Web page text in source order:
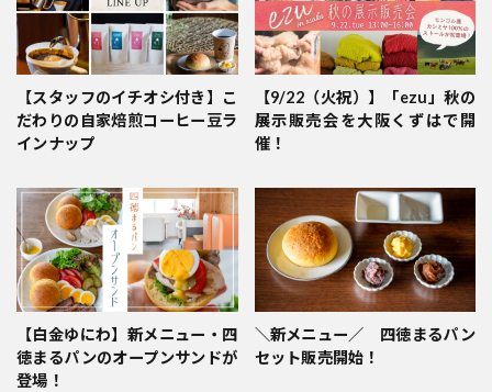
【スタッフのイチオシ付き】こ
だわりの自家焙煎コーヒー豆ラ
インナップ
【9/22（火祝）】「ezu」秋の
展示販売会を大阪くずはで開
催！
【白金ゆにわ】新メニュー・四
徳まるパンのオープンサンドが
登場！
＼新メニュー／ 四徳まるパン
セット販売開始！